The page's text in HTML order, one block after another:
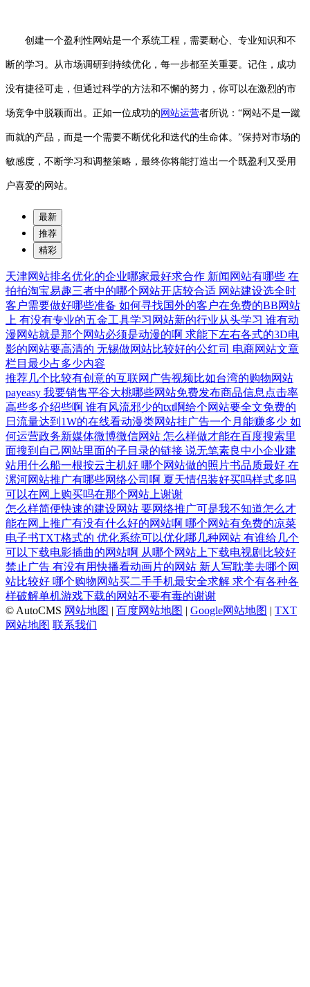
创建一个盈利性网站是一个系统工程，需要耐心、专业知识和不
断的学习。从市场调研到持续优化，每一步都至关重要。记住，成功
没有捷径可走，但通过科学的方法和不懈的努力，你可以在激烈的市
场竞争中脱颖而出。正如一位成功的 网站运营者所说：“网站不是一蹴
而就的产品，而是一个需要不断优化和迭代的生命体。”保持对市场的
敏感度，不断学习和调整策略，最终你将能打造出一个既盈利又受用
户喜爱的网站。
最新
推荐
精彩
天津网站排名优化的企业哪家最好求合作 新闻网站有哪些 在
拍拍淘宝易趣三者中的哪个网站开店较合适 网站建设选全时
客户需要做好哪些准备 如何寻找国外的客户在免费的BB网站
上 有没有专业的五金工具学习网站新的行业从头学习 谁有动
漫网站就是那个网站必须是动漫的啊 求能下左右各式的3D电
影的网站要高清的 无锡做网站比较好的公红司 电商网站文章
栏目最少占多少内容
推荐几个比较有创意的互联网广告视频比如台湾的购物网站
payeasy 我要销售平谷大桃哪些网站免费发布商品信息点击率
高些多介绍些啊 谁有风流邪少的txt啊给个网站要全文免费的
日流量达到1W的在线看动漫类网站挂广告一个月能赚多少 如
何运营政务新媒体微博微信网站 怎么样做才能在百度搜索里
面搜到自己网站里面的子目录的链接 说无笔素良中小企业建
站用什么船一根按云主机好 哪个网站做的照片书品质最好 在
漯河网站推广有哪些网络公司啊 夏天情侣装好买吗样式多吗
可以在网上购买吗在那个网站上谢谢
怎么样简便快速的建设网站 要网络推广可是我不知道怎么才
能在网上推广有没有什么好的网站啊 哪个网站有免费的凉菜
电子书TXT格式的 优化系统可以优化哪几种网站 有谁给几个
可以下载电影插曲的网站啊 从哪个网站上下载电视剧比较好
禁止广告 有没有用快播看动画片的网站 新人写耽美去哪个网
站比较好 哪个购物网站买二手手机最安全求解 求个有各种各
样破解单机游戏下载的网站不要有毒的谢谢
© AutoCMS 网站地图 | 百度网站地图 | Google网站地图 | TXT
网站地图 联系我们